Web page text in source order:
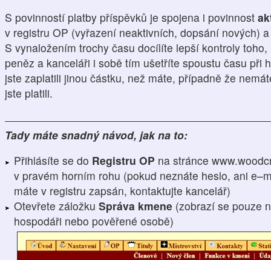
S povinností platby příspěvků je spojena i povinnost
v registru OP (vyřazení neaktivních, dopsání nových)
S vynaložením trochy času docílíte lepší kontroly
peněz a kanceláři i sobě tím ušetříte spoustu času při
jste zaplatili jinou částku, než máte, případně že
jste platili.
Tady máte snadný návod, jak na to:
Přihlásíte se do Registru OP na stránce
v pravém horním rohu (pokud neznáte heslo, ani
máte v registru zapsán, kontaktujte kancelář)
Otevřete záložku Správa kmene (zobrazí se pouze
hospodáři nebo pověřené osobě)